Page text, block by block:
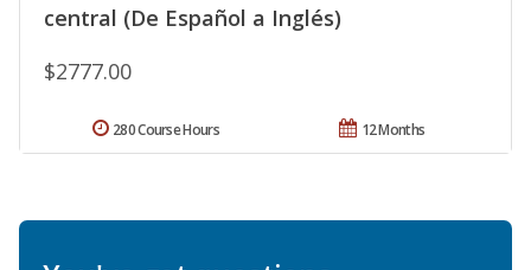
central (De Español a Inglés)
$2777.00
12 Months
280 Course Hours